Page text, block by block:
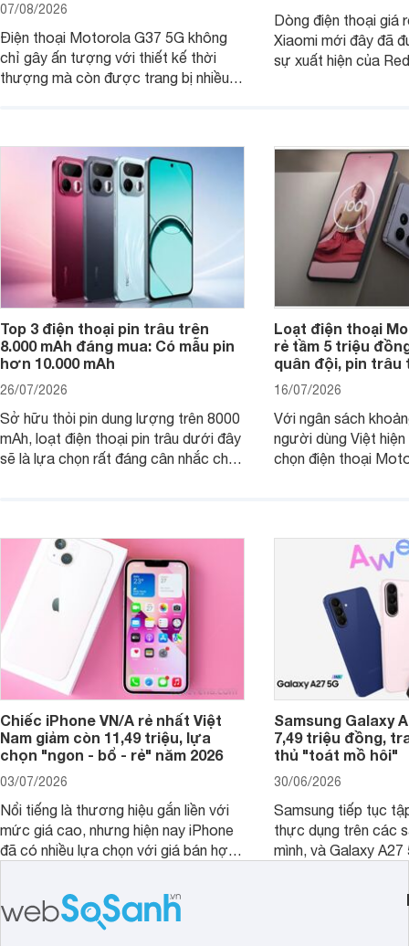
07/08/2026
Điện thoại Motorola G37 5G không
chỉ gây ấn tượng với thiết kế thời
thượng mà còn được trang bị nhiều
Dòng điện thoại giá
Xiaomi mới đây đã
sự xuất hiện của
Top 3 điện thoại pin trâu trên
8.000 mAh đáng mua: Có mẫu pin
hơn 10.000 mAh
26/07/2026
Sở hữu thỏi pin dung lượng trên 8000
mAh, loạt điện thoại pin trâu dưới đây
sẽ là lựa chọn rất đáng cân nhắc cho
Loạt điện thoại
rẻ tầm 5 triệu
quân đội, pin trâu
16/07/2026
Với ngân sách
người dùng Việt
chọn điện thoại
Chiếc iPhone VN/A rẻ nhất Việt
Nam giảm còn 11,49 triệu, lựa
chọn "ngon - bổ - rẻ" năm 2026
03/07/2026
Nổi tiếng là thương hiệu gắn liền với
mức giá cao, nhưng hiện nay iPhone
đã có nhiều lựa chọn với giá bán hợp
cận sản phẩm chính hãng.
Samsung Galaxy
7,49 triệu đồng,
thủ "toát mồ hôi"
30/06/2026
Samsung tiếp tục
thực dụng trên các
mình, và Galaxy
tới cho người dùng
lượng với nhiều